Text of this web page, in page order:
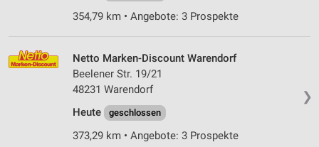
354,79 km • Angebote: 3 Prospekte
❯
Netto Marken-Discount Warendorf
Beelener Str. 19/21
48231 Warendorf
Heute
geschlossen
373,29 km • Angebote: 3 Prospekte